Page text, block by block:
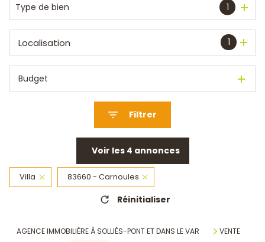
Type de bien 1
1
Localisation
Budget
Filtrer
Voir les 4 annonces
Villa 83660 - Carnoules
Réinitialiser
AGENCE IMMOBILIÈRE À SOLLIÈS-PONT ET DANS LE VAR
VENTE